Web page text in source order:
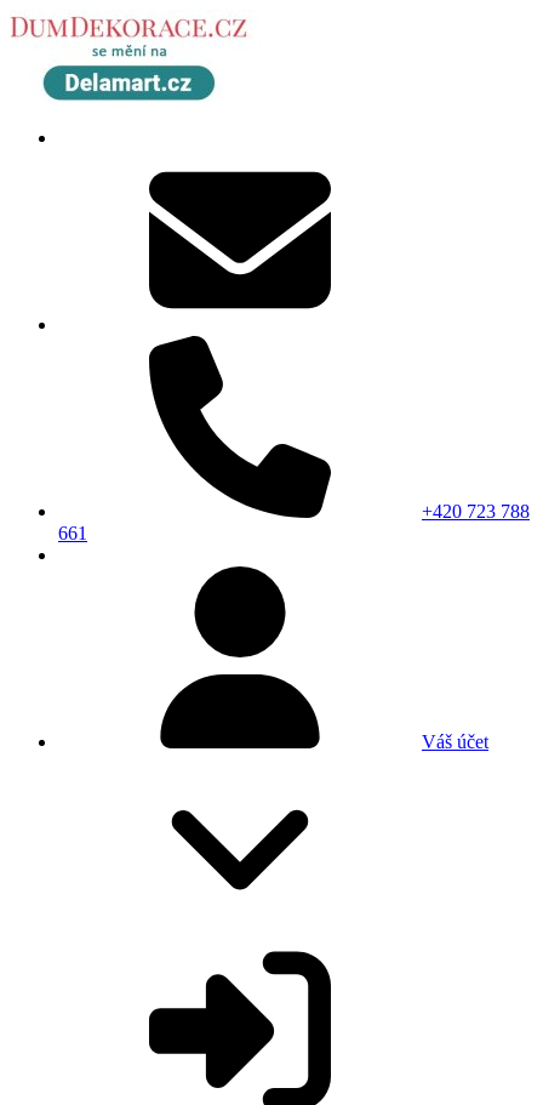
+420 723 788
661
Váš účet